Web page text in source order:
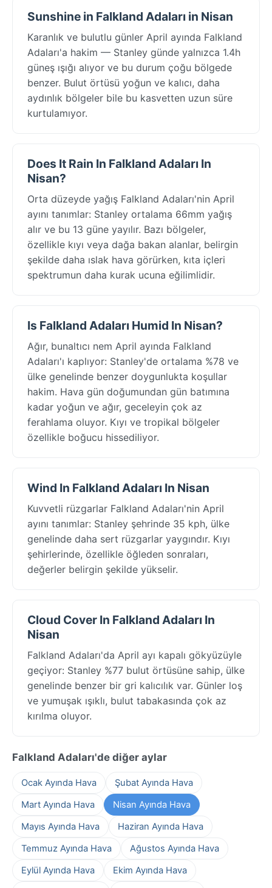
Sunshine in Falkland Adaları in Nisan
Karanlık ve bulutlu günler April ayında Falkland
Adaları'a hakim — Stanley günde yalnızca 1.4h
güneş ışığı alıyor ve bu durum çoğu bölgede
benzer. Bulut örtüsü yoğun ve kalıcı, daha
aydınlık bölgeler bile bu kasvetten uzun süre
kurtulamıyor.
Does It Rain In Falkland Adaları In
Nisan?
Orta düzeyde yağış Falkland Adaları'nin April
ayını tanımlar: Stanley ortalama 66mm yağış
alır ve bu 13 güne yayılır. Bazı bölgeler,
özellikle kıyı veya dağa bakan alanlar, belirgin
şekilde daha ıslak hava görürken, kıta içleri
spektrumun daha kurak ucuna eğilimlidir.
Is Falkland Adaları Humid In Nisan?
Ağır, bunaltıcı nem April ayında Falkland
Adaları'ı kaplıyor: Stanley'de ortalama %78 ve
ülke genelinde benzer doygunlukta koşullar
hakim. Hava gün doğumundan gün batımına
kadar yoğun ve ağır, geceleyin çok az
ferahlama oluyor. Kıyı ve tropikal bölgeler
özellikle boğucu hissediliyor.
Wind In Falkland Adaları In Nisan
Kuvvetli rüzgarlar Falkland Adaları'nin April
ayını tanımlar: Stanley şehrinde 35 kph, ülke
genelinde daha sert rüzgarlar yaygındır. Kıyı
şehirlerinde, özellikle öğleden sonraları,
değerler belirgin şekilde yükselir.
Cloud Cover In Falkland Adaları In
Nisan
Falkland Adaları'da April ayı kapalı gökyüzüyle
geçiyor: Stanley %77 bulut örtüsüne sahip, ülke
genelinde benzer bir gri kalıcılık var. Günler loş
ve yumuşak ışıklı, bulut tabakasında çok az
kırılma oluyor.
Falkland Adaları'de diğer aylar
Ocak Ayında Hava
Şubat Ayında Hava
Mart Ayında Hava
Nisan Ayında Hava
Mayıs Ayında Hava
Haziran Ayında Hava
Temmuz Ayında Hava
Ağustos Ayında Hava
Eylül Ayında Hava
Ekim Ayında Hava